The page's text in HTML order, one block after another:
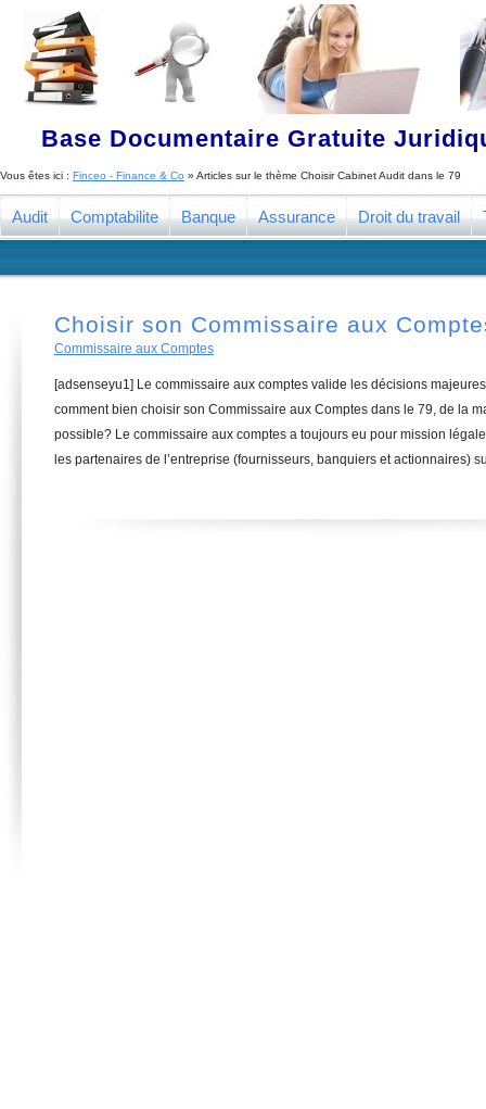
Base Documentaire Gratuite
Vous êtes ici : Finceo - Finance & Co » Articles sur le thème Choisir Cabinet Audit dans le 79
Audit Comptabilite Banque Assurance Droit du travail
Choisir son Commissaire aux
Commissaire aux Comptes
[adsenseyu1] Le commissaire aux comptes valide les décisions
comment bien choisir son Commissaire aux Comptes dans le 79, de la
possible? Le commissaire aux comptes a toujours eu pour mission
les partenaires de l’entreprise (fournisseurs, banquiers et actionnaires)